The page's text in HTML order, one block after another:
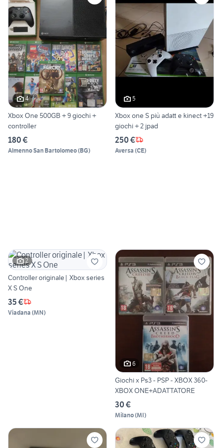
4
Xbox One 500GB + 9 giochi +
controller
180 €
Almenno San Bartolomeo(BG)
5
Xbox one S più adatt e kinect +19
giochi + 2 jpad
250 €
Aversa (CE)
2
Controller originale| Xbox series
X S One
35 €
Viadana (MN)
6
Giochi x Ps3 - PSP - XBOX 360-
XBOX ONE+ADATTATORE
30 €
Milano(MI)